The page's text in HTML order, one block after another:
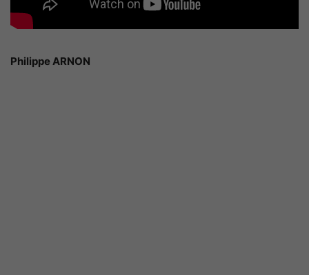
Philippe ARNON